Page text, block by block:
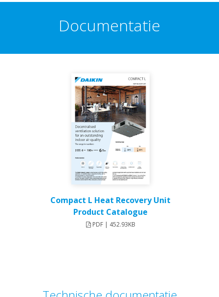
Documentatie
Compact L Heat Recovery Unit
Product Catalogue
PDF | 452.93KB